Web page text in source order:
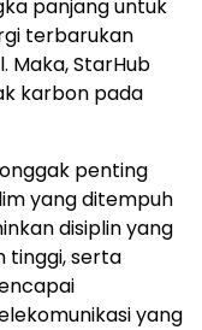
panjang untuk
terbarukan
Maka, StarHub
karbon pada
penting
yang ditempuh
disiplin yang
tinggi, serta
yang